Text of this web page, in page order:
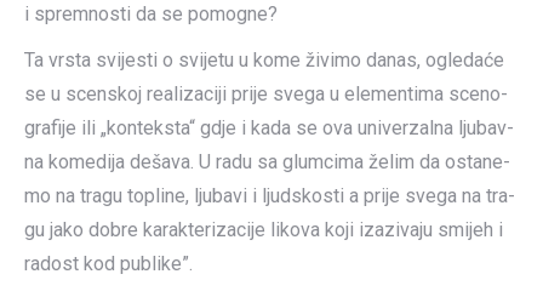
i sprem­no­sti da se pomog­ne?
Ta vrsta svije­sti o svije­tu u kome živi­mo danas, ogle­da­će
se u scen­skoj rea­li­za­ci­ji prije sve­ga u ele­men­ti­ma sce­no­
gra­fi­je ili „kon­tek­sta“ gdje i kada se ova uni­ver­zal­na ljubav­
na kome­di­ja deša­va. U radu sa glum­ci­ma želim da osta­ne­
mo na tra­gu topli­ne, ljuba­vi i ljud­sko­sti a prije sve­ga na tra­
gu jako dobre karak­te­ri­za­ci­je liko­va koji iza­zi­va­ju smijeh i
radost kod publi­ke”.